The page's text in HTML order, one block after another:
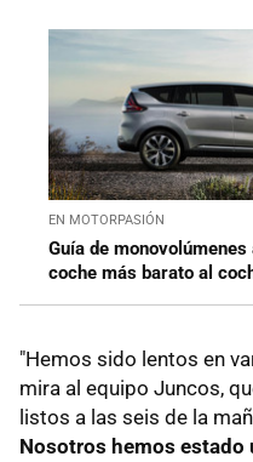
EN MOTORPASIÓN
Guía de monovolúmenes
coche más barato al
"Hemos sido lentos en
mira al equipo Juncos,
listos a las seis de la
Nosotros hemos